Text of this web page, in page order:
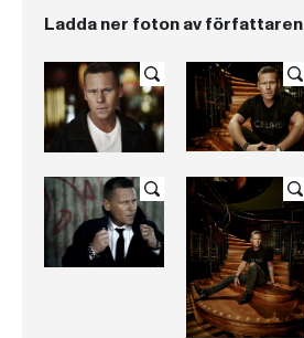
Ladda ner foton av författaren